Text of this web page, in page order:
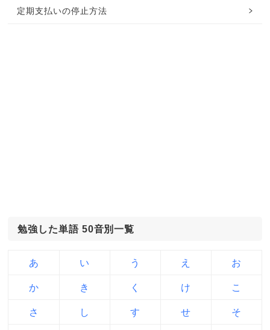
定期支払いの停止方法
勉強した単語 50音別一覧
あ い う え お
か き く け こ
さ し す せ そ